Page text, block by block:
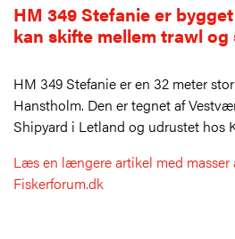
HM 349 Stefanie er
kan skifte mellem trawl
HM 349 Stefanie er en 32 meter
Hanstholm. Den er tegnet af
Shipyard i Letland og udrustet hos
Læs en længere artikel med masser
Fiskerforum.dk